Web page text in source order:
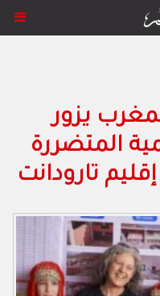
يزور
المتضررة
تارودانت